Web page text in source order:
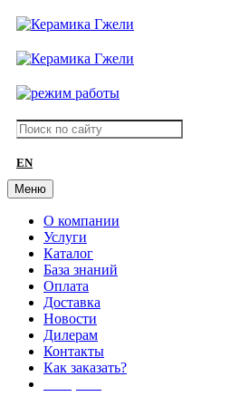
EN
Меню
О компании
Услуги
Каталог
База знаний
Оплата
Доставка
Новости
Дилерам
Контакты
Как заказать?